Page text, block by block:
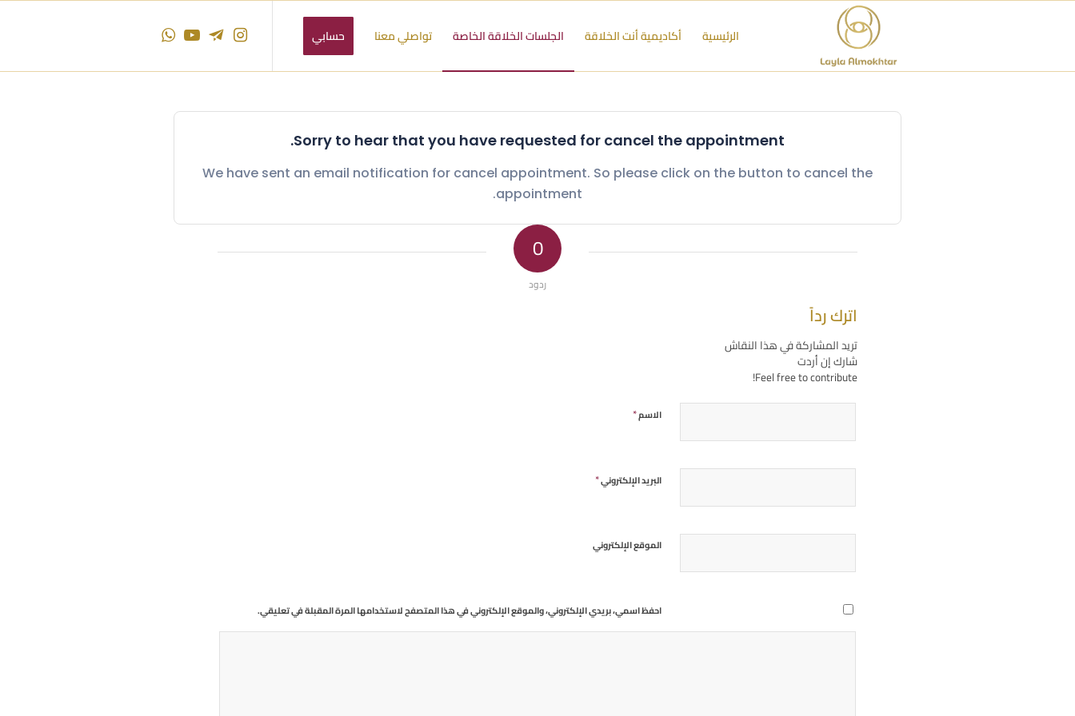
الرئيسية أكاديمية أنت الخلاقة الجلسات الخلاقة الخاصة تواصلي معنا حسابي
Sorry to hear that you have requested for cancel the appointment.
We have sent an email notification for cancel appointment. So please click on the button to cancel the
appointment.
0
ردود
اترك رداً
تريد المشاركة في هذا النقاش
شارك إن أردت
Feel free to contribute!
الاسم*
البريد الإلكتروني*
الموقع الإلكتروني
احفظ اسمي، بريدي الإلكتروني، والموقع الإلكتروني في هذا المتصفح لاستخدامها المرة المقبلة في تعليقي.